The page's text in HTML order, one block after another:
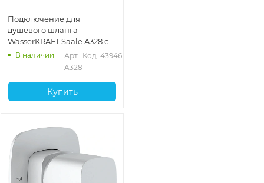
Подключение для
душевого шланга
WasserKRAFT Saale A328 с
держателем, белый
В наличии
Арт.:
A328
Код: 43946
Купить